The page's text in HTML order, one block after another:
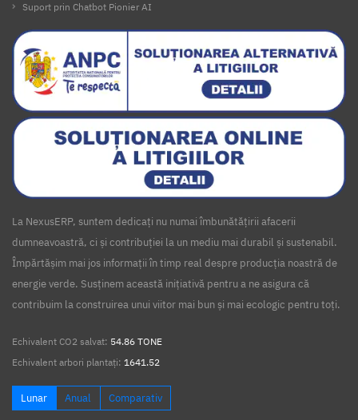
Suport prin Chatbot Pionier AI
La NexusERP, suntem dedicați nu numai îmbunătățirii afacerii
dumneavoastră, ci și contribuției la un mediu mai durabil și sustenabil.
Împărtășim mai jos informații în timp real despre producția noastră de
energie verde. Susținem această inițiativă pentru a ne asigura că
contribuim la construirea unui viitor mai bun și mai ecologic pentru toți.
Echivalent CO2 salvat: 54.86 TONE
Echivalent arbori plantați: 1641.52
Lunar Anual Comparativ